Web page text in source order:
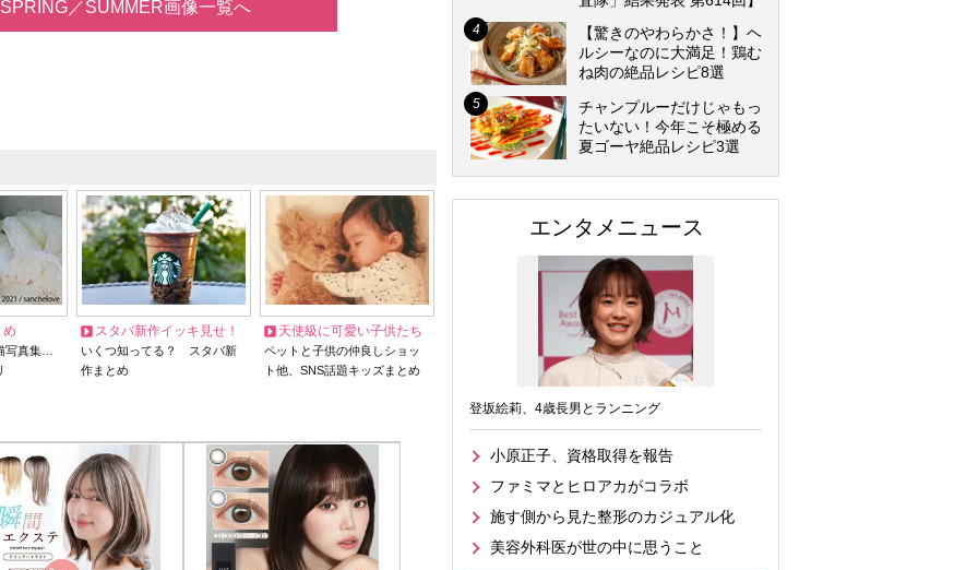
／SUMMER画像一覧へ
め
写真集…
スタバ新作イッキ見せ！
いくつ知ってる？ スタバ新
作まとめ
天使級に可愛い子供たち
ペットと子供の仲良しショッ
ト他、SNS話題キッズまとめ
【驚きのやわらかさ！】ヘ
ルシーなのに大満足！鶏む
ね肉の絶品レシピ8選
チャンプルーだけじゃもっ
たいない！今年こそ極める
夏ゴーヤ絶品レシピ3選
エンタメニュース
登坂絵莉、4歳長男とランニング
小原正子、資格取得を報告
ファミマとヒロアカがコラボ
施す側から見た整形のカジュアル化
美容外科医が世の中に思うこと